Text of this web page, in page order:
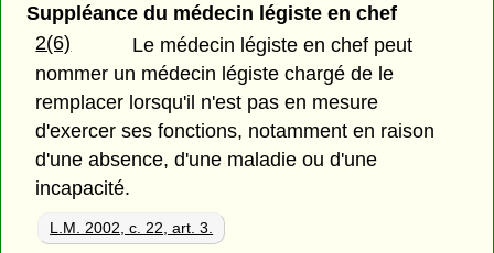
Suppléance du médecin légiste en chef
2(6)
Le médecin légiste en chef peut
nommer un médecin légiste chargé de le
remplacer lorsqu'il n'est pas en mesure
d'exercer ses fonctions, notamment en raison
d'une absence, d'une maladie ou d'une
incapacité.
L.M. 2002, c. 22, art. 3.